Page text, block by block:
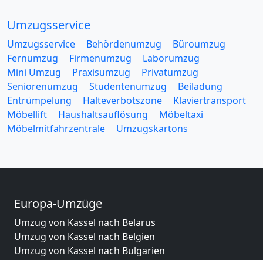
Umzugsservice
Umzugsservice Behördenumzug
Büroumzug
Fernumzug
Firmenumzug
Laborumzug
Mini Umzug
Praxisumzug
Privatumzug
Seniorenumzug
Studentenumzug
Beiladung
Entrümpelung
Halteverbotszone
Klaviertransport
Möbellift
Haushaltsauflösung
Möbeltaxi
Möbelmitfahrzentrale
Umzugskartons
Europa-Umzüge
Umzug von Kassel nach Belarus
Umzug von Kassel nach Belgien
Umzug von Kassel nach Bulgarien